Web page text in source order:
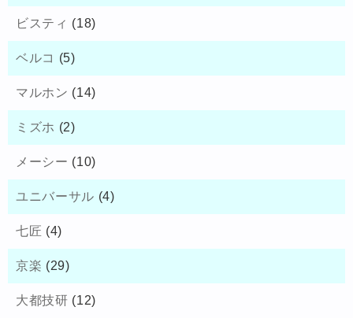
ビスティ (18)
ベルコ (5)
マルホン (14)
ミズホ (2)
メーシー (10)
ユニバーサル (4)
七匠 (4)
京楽 (29)
大都技研 (12)